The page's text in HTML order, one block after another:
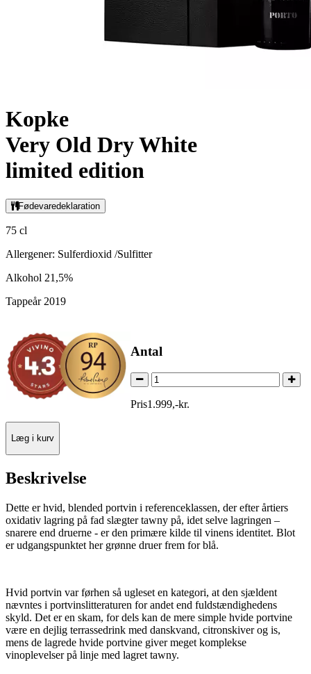
Kopke
Very Old Dry White
limited edition
Fødevaredeklaration
75 cl
Allergener: Sulferdioxid /Sulfitter
Alkohol 21,5%
Tappeår 2019
Antal
Pris1.999,-kr.
Læg i kurv
Beskrivelse
Dette er hvid, blended portvin i referenceklassen, der efter årtiers
oxidativ lagring på fad slægter tawny på, idet selve lagringen –
snarere end druerne - er den primære kilde til vinens identitet. Blot
er udgangspunktet her grønne druer frem for blå.
Hvid portvin var førhen så ugleset en kategori, at den sjældent
nævntes i portvinslitteraturen for andet end fuldstændighedens
skyld. Det er en skam, for dels kan de mere simple hvide portvine
være en dejlig terrassedrink med danskvand, citronskiver og is,
mens de lagrede hvide portvine giver meget komplekse
vinoplevelser på linje med lagret tawny.